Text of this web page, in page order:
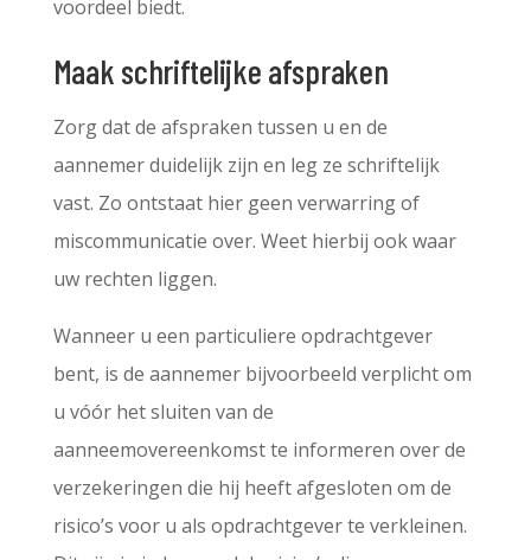
voordeel biedt.
Maak schriftelijke afspraken
Zorg dat de afspraken tussen u en de
aannemer duidelijk zijn en leg ze schriftelijk
vast. Zo ontstaat hier geen verwarring of
miscommunicatie over. Weet hierbij ook waar
uw rechten liggen.
Wanneer u een particuliere opdrachtgever
bent, is de aannemer bijvoorbeeld verplicht om
u vóór het sluiten van de
aanneemovereenkomst te informeren over de
verzekeringen die hij heeft afgesloten om de
risico’s voor u als opdrachtgever te verkleinen.